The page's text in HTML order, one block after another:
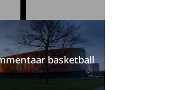
basketball